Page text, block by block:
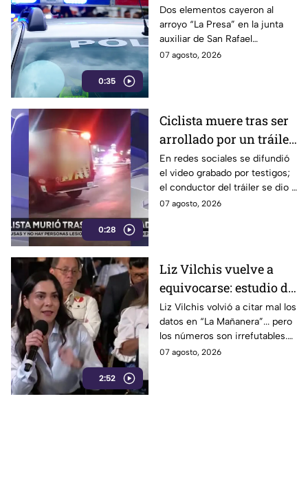
0:35
arroyo durante
persecución en San
Martín Texmelucan
Dos elementos cayeron al
arroyo “La Presa” en la junta
auxiliar de San Rafael
Tlanalapan tras perseguir a
07 agosto, 2026
0:28
Ciclista muere tras ser
arrollado por un tráiler
en el Bulevar Socorro
Romero en Tehuacán
En redes sociales se difundió
el video grabado por testigos;
el conductor del tráiler se dio a
la fuga tras el percance en
07 agosto, 2026
2:52
Liz Vilchis vuelve a
equivocarse: estudio de
Reuters confirma que
TV Azteca es el medio
tradicional con mayor
alcance y credibilidad
Liz Vilchis volvió a citar mal los
datos en “La Mañanera”... pero
los números son irrefutables.
El estudio internacional de
07 agosto, 2026